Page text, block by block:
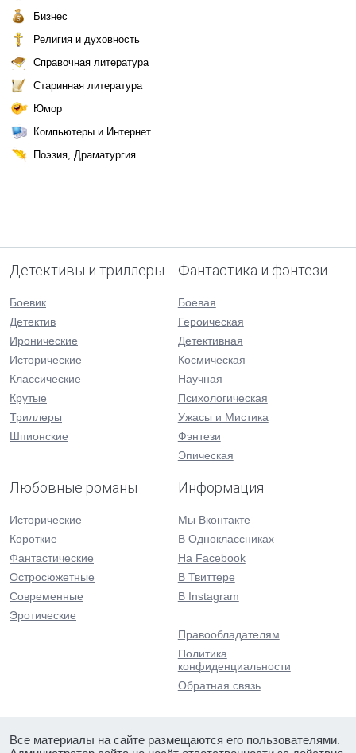
Бизнес
Религия и духовность
Справочная литература
Старинная литература
Юмор
Компьютеры и Интернет
Поэзия, Драматургия
Детективы и триллеры
Боевик
Детектив
Иронические
Исторические
Классические
Крутые
Триллеры
Шпионские
Фантастика и фэнтези
Боевая
Героическая
Детективная
Космическая
Научная
Психологическая
Ужасы и Мистика
Фэнтези
Эпическая
Любовные романы
Исторические
Короткие
Фантастические
Остросюжетные
Современные
Эротические
Информация
Мы Вконтакте
В Одноклассниках
На Facebook
В Твиттере
В Instagram
Правообладателям
Политика
конфиденциальности
Обратная связь
Все материалы на сайте размещаются его пользователями.